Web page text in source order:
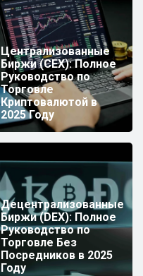
Централизованные
Биржи (CEX): Полное
Руководство по
Торговле
Криптовалютой в
2025 Году
Децентрализованные
Биржи (DEX): Полное
Руководство по
Торговле Без
Посредников в 2025
Году